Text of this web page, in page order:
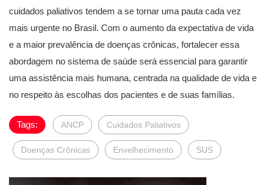
cuidados paliativos tendem a se tornar uma pauta cada vez
mais urgente no Brasil. Com o aumento da expectativa de vida
e a maior prevalência de doenças crônicas, fortalecer essa
abordagem no sistema de saúde será essencial para garantir
uma assistência mais humana, centrada na qualidade de vida e
no respeito às escolhas dos pacientes e de suas famílias.
Tags: ANCP Cuidados Paliativos
Doenças Crônicas Envelhecimento SUS